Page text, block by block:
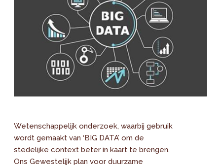
Wetenschappelijk onderzoek, waarbij gebruik
wordt gemaakt van ‘BIG DATA’ om de
stedelijke context beter in kaart te brengen.
Ons Gewestelijk plan voor duurzame